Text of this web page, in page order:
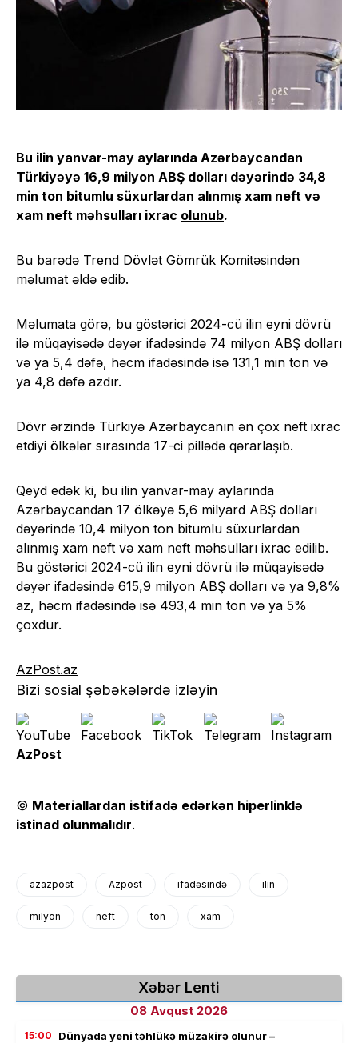
Bu ilin yanvar-may aylarında Azərbaycandan
Türkiyəyə 16,9 milyon ABŞ dolları dəyərində 34,8
min ton bitumlu süxurlardan alınmış xam neft və
xam neft məhsulları ixrac olunub.
Bu barədə Trend Dövlət Gömrük Komitəsindən
məlumat əldə edib.
Məlumata görə, bu göstərici 2024-cü ilin eyni dövrü
ilə müqayisədə dəyər ifadəsində 74 milyon ABŞ dolları
və ya 5,4 dəfə, həcm ifadəsində isə 131,1 min ton və
ya 4,8 dəfə azdır.
Dövr ərzində Türkiyə Azərbaycanın ən çox neft ixrac
etdiyi ölkələr sırasında 17-ci pillədə qərarlaşıb.
Qeyd edək ki, bu ilin yanvar-may aylarında
Azərbaycandan 17 ölkəyə 5,6 milyard ABŞ dolları
dəyərində 10,4 milyon ton bitumlu süxurlardan
alınmış xam neft və xam neft məhsulları ixrac edilib.
Bu göstərici 2024-cü ilin eyni dövrü ilə müqayisədə
dəyər ifadəsində 615,9 milyon ABŞ dolları və ya 9,8%
az, həcm ifadəsində isə 493,4 min ton və ya 5%
çoxdur.
AzPost.az
Bizi sosial şəbəkələrdə izləyin
AzPost
© Materiallardan istifadə edərkən hiperlinklə
istinad olunmalıdır.
azazpost Azpost ifadəsində ilin
milyon neft ton xam
Xəbər Lenti
08 Avqust 2026
15:00
Dünyada yeni təhlükə müzakirə olunur –